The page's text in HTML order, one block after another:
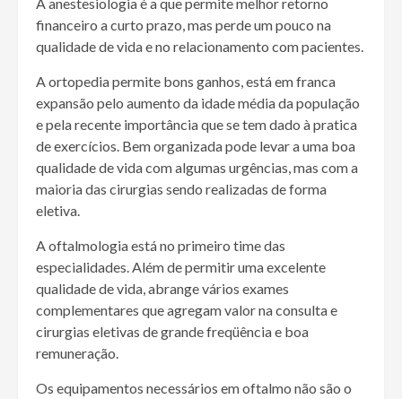
A anestesiologia é a que permite melhor retorno
financeiro a curto prazo, mas perde um pouco na
qualidade de vida e no relacionamento com pacientes.
A ortopedia permite bons ganhos, está em franca
expansão pelo aumento da idade média da população
e pela recente importância que se tem dado à pratica
de exercícios. Bem organizada pode levar a uma boa
qualidade de vida com algumas urgências, mas com a
maioria das cirurgias sendo realizadas de forma
eletiva.
A oftalmologia está no primeiro time das
especialidades. Além de permitir uma excelente
qualidade de vida, abrange vários exames
complementares que agregam valor na consulta e
cirurgias eletivas de grande freqüência e boa
remuneração.
Os equipamentos necessários em oftalmo não são o